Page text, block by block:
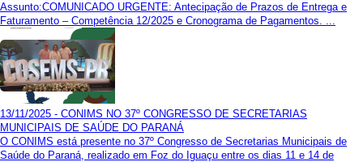
Assunto:COMUNICADO URGENTE: Antecipação de Prazos de Entrega e
Faturamento – Competência 12/2025 e Cronograma de Pagamentos. ...
13/11/2025 - CONIMS NO 37º CONGRESSO DE SECRETARIAS
MUNICIPAIS DE SAÚDE DO PARANÁ
O CONIMS está presente no 37º Congresso de Secretarias Municipais de
Saúde do Paraná, realizado em Foz do Iguaçu entre os dias 11 e 14 de